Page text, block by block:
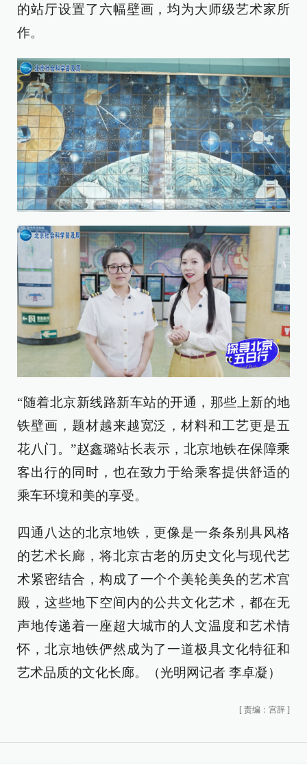
的站厅设置了六幅壁画，均为大师级艺术家所
作。
“随着北京新线路新车站的开通，那些上新的地
铁壁画，题材越来越宽泛，材料和工艺更是五
花八门。”赵鑫璐站长表示，北京地铁在保障乘
客出行的同时，也在致力于给乘客提供舒适的
乘车环境和美的享受。
四通八达的北京地铁，更像是一条条别具风格
的艺术长廊，将北京古老的历史文化与现代艺
术紧密结合，构成了一个个美轮美奂的艺术宫
殿，这些地下空间内的公共文化艺术，都在无
声地传递着一座超大城市的人文温度和艺术情
怀，北京地铁俨然成为了一道极具文化特征和
艺术品质的文化长廊。（光明网记者 李卓凝）
[ 责编：宫辞 ]